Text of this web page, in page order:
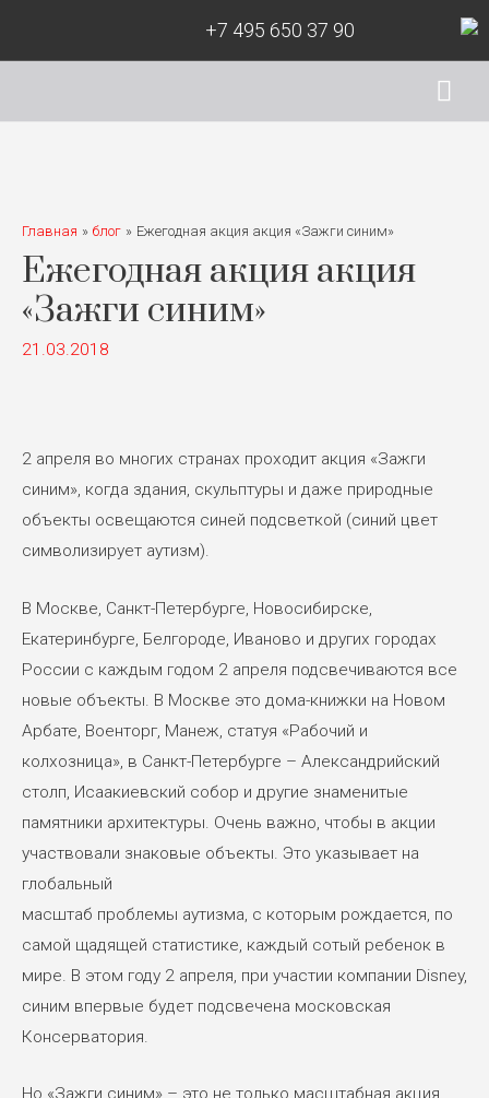
+7 495 650 37 90
Главная блог Ежегодная акция акция «Зажги синим»
Ежегодная акция акция
«Зажги синим»
21.03.2018
2 апреля во многих странах проходит акция «Зажги
синим», когда здания, скульптуры и даже природные
объекты освещаются синей подсветкой (синий цвет
символизирует аутизм).
В Москве, Санкт-Петербурге, Новосибирске,
Екатеринбурге, Белгороде, Иваново и других городах
России с каждым годом 2 апреля подсвечиваются все
новые объекты. В Москве это дома-книжки на Новом
Арбате, Военторг, Манеж, статуя «Рабочий и
колхозница», в Санкт-Петербурге – Александрийский
столп, Исаакиевский собор и другие знаменитые
памятники архитектуры. Очень важно, чтобы в акции
участвовали знаковые объекты. Это указывает на
глобальный
масштаб проблемы аутизма, с которым рождается, по
самой щадящей статистике, каждый сотый ребенок в
мире. В этом году 2 апреля, при участии компании Disney,
синим впервые будет подсвечена московская
Консерватория.
Но «Зажги синим» – это не только масштабная акция